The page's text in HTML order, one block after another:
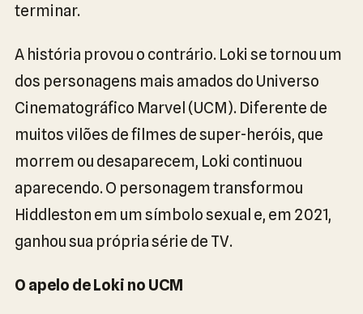
terminar.
A história provou o contrário. Loki se tornou um
dos personagens mais amados do Universo
Cinematográfico Marvel (UCM). Diferente de
muitos vilões de filmes de super-heróis, que
morrem ou desaparecem, Loki continuou
aparecendo. O personagem transformou
Hiddleston em um símbolo sexual e, em 2021,
ganhou sua própria série de TV.
O apelo de Loki no UCM